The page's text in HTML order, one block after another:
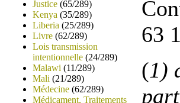
Justice (65/289)
Kenya (35/289)
Liberia (25/289)
Livre (62/289)
Lois transmission
intentionnelle (24/289)
Malawi (11/289)
Mali (21/289)
Médecine (62/289)
Médicament, Traitements
63
(1)